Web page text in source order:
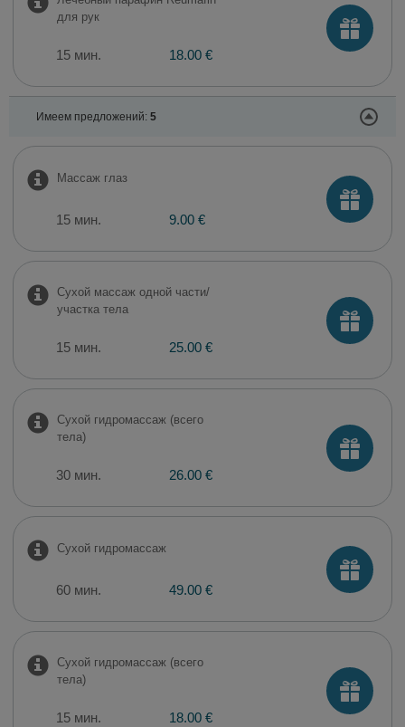
для рук
15 мин. 18.00 €
Имеем предложений: 5
Массаж глаз
15 мин. 9.00 €
Сухой массаж одной части/
участка тела
15 мин. 25.00 €
Сухой гидромассаж (всего
тела)
30 мин. 26.00 €
Сухой гидромассаж
60 мин. 49.00 €
Сухой гидромассаж (всего
тела)
15 мин. 18.00 €